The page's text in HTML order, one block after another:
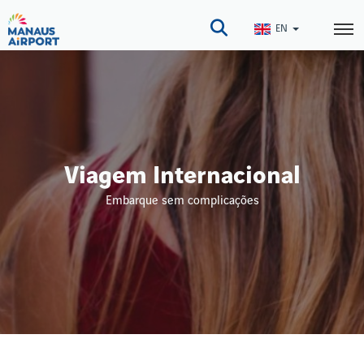
to
main
EN
Viagem Internacional
Embarque sem complicações